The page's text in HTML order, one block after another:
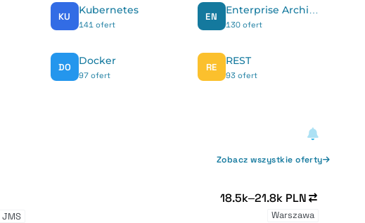
KU
Kubernetes
141 ofert
EN
130 ofert
DO
Docker
97 ofert
RE
REST
93 ofert
Zobacz wszystkie oferty
JMS
18.5k–21.8k PLN
Warszawa